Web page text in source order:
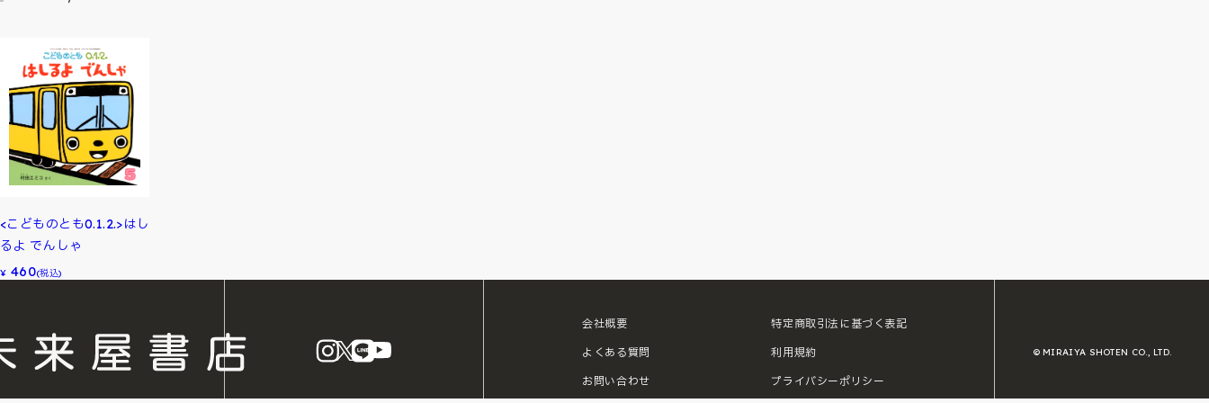
<こどものとも0.1.2.>はし
るよ でんしゃ
¥ 460(税込)
instagram
X LINE
会社概要
よくある質問
お問い合わせ
特定商取引法に基づく表記
利用規約
プライバシーポリシー
© MIRAIYA SHOTEN CO., LTD.